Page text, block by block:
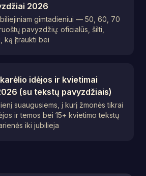
2026
gimtadieniui — 50, 60, 70
pavyzdžių: oficialūs, šilti,
ką įtraukti bei
idėjos ir kvietimai
(su tekstų pavyzdžiais)
suaugusiems, į kurį žmonės tikrai
ir temos bei 15+ kvietimo tekstų
iki jubilieja